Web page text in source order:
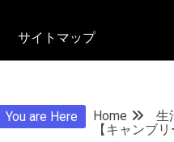
サイトマップ
You are Here Home
生
【キャンブ